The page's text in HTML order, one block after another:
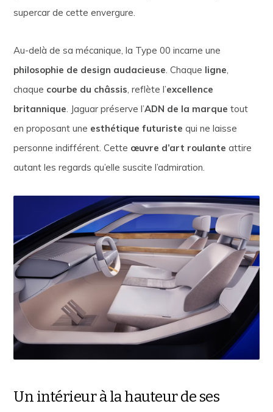
supercar de cette envergure.
Au-delà de sa mécanique, la Type 00 incarne une
philosophie de design audacieuse. Chaque ligne,
chaque courbe du châssis, reflète l’excellence
britannique. Jaguar préserve l’ADN de la marque tout
en proposant une esthétique futuriste qui ne laisse
personne indifférent. Cette œuvre d’art roulante attire
autant les regards qu’elle suscite l’admiration.
Un intérieur à la hauteur de ses